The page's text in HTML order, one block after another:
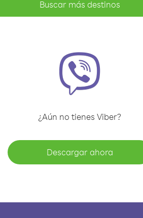
Buscar más destinos
¿Aún no tienes Viber?
Descargar ahora